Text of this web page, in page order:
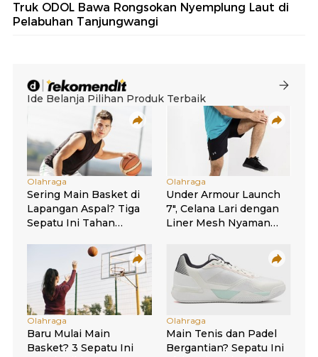
Truk ODOL Bawa Rongsokan Nyemplung Laut di
Pelabuhan Tanjungwangi